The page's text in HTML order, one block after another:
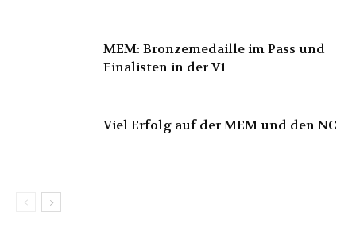
MEM: Bronzemedaille im Pass und
Finalisten in der V1
Viel Erfolg auf der MEM und den NC